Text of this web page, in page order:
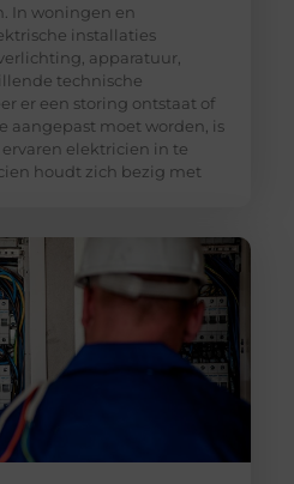
In woningen en
installaties
apparatuur,
technische
er een storing ontstaat of
aangepast moet worden, is
elektricien in te
houdt zich bezig met